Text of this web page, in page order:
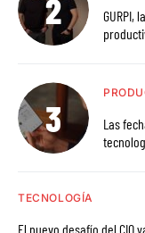
GURPI, la
Las
TECNOLOGÍA
El nuevo desafío del CIO